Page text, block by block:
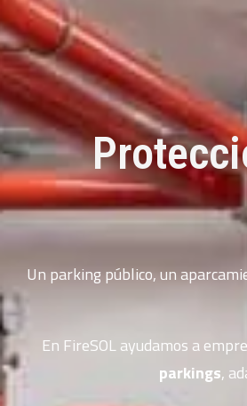
Un parking público, un
En FireSOL ayudamos a
parkings,